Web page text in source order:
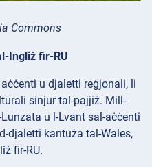
Commons
Ingliż fir-RU
aċċenti u djaletti reġjonali, li
sinjur tal-pajjiż. Mill-
u l-Lvant sal-aċċenti
djaletti kantuża tal-Wales,
fir-RU.